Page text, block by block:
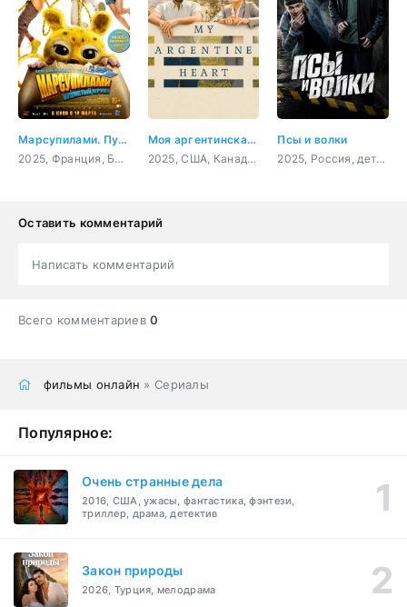
Марсупилами. Пушистый круиз
2025, Франция, Бельгия, комедия, приключения, семейный
Моя аргентинская душа
2025, США, Канада, мелодрама, комедия
Псы и волки
2025, Россия, детектив, комедия
Оставить комментарий
Написать комментарий
Всего комментариев0
фильмы онлайн » Сериалы
Популярное:
Очень странные дела
2016, США, ужасы, фантастика, фэнтези,
триллер, драма, детектив
Закон природы
2026, Турция, мелодрама